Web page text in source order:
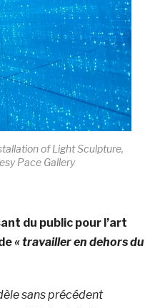
of Light Sculpture,
Pace Gallery
du public pour l’art
« travailler en dehors du
sans précédent